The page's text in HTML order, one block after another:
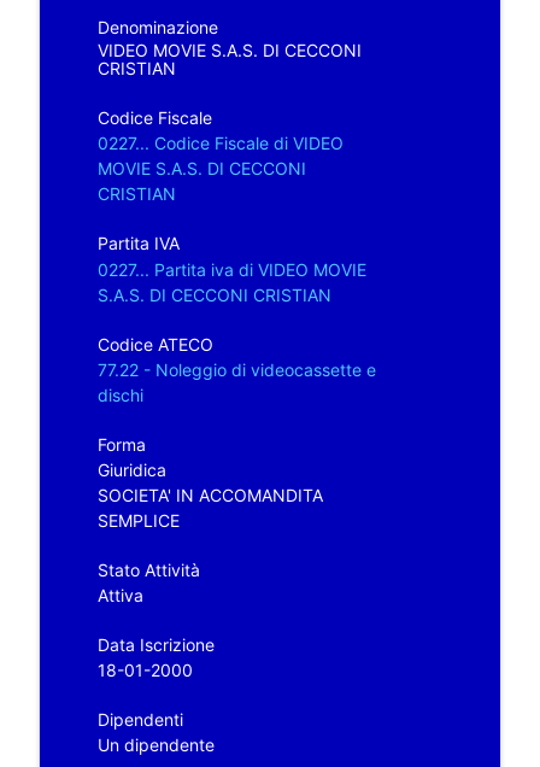
Denominazione
VIDEO MOVIE S.A.S. DI CECCONI
CRISTIAN
Codice Fiscale
0227... Codice Fiscale di VIDEO
MOVIE S.A.S. DI CECCONI
CRISTIAN
Partita IVA
0227... Partita iva di VIDEO MOVIE
S.A.S. DI CECCONI CRISTIAN
Codice ATECO
77.22 - Noleggio di videocassette e
dischi
Forma
Giuridica
SOCIETA' IN ACCOMANDITA
SEMPLICE
Stato Attività
Attiva
Data Iscrizione
18-01-2000
Dipendenti
Un dipendente